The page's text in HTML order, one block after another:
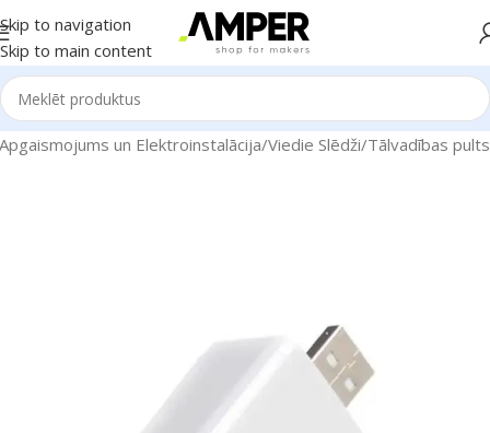
Skip to navigation
Skip to main content
Apgaismojums un Elektroinstalācija/Viedie Slēdži/Tālvadības pults